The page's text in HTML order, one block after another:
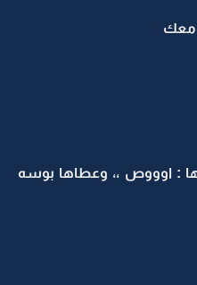
،، وعطاها بوسه